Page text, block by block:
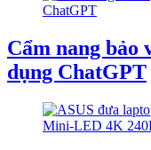
Cẩm nang bảo
dụng ChatGPT